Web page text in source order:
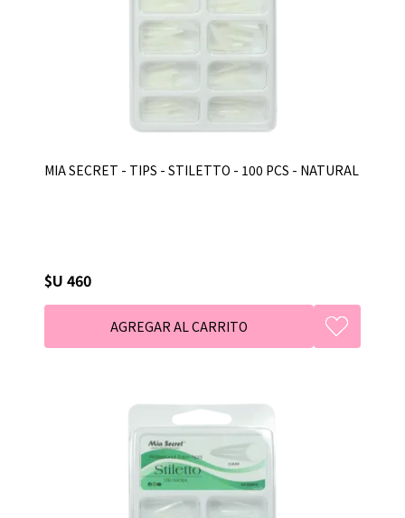
MIA SECRET - TIPS - STILETTO - 100 PCS - NATURAL
$U 460